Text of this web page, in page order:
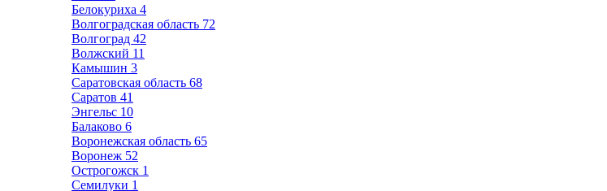
Белокуриха 4
Волгоградская область 72
Волгоград 42
Волжский 11
Камышин 3
Саратовская область 68
Саратов 41
Энгельс 10
Балаково 6
Воронежская область 65
Воронеж 52
Острогожск 1
Семилуки 1